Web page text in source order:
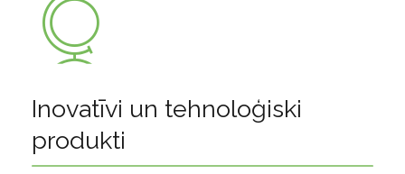
Inovatīvi un tehnoloģiski
produkti